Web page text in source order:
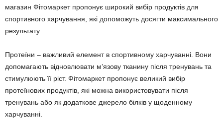
магазин Фітомаркет пропонує широкий вибір продуктів для
спортивного харчування, які допоможуть досягти максимального
результату.
Протеїни – важливий елемент в спортивному харчуванні. Вони
допомагають відновлювати м’язову тканину після тренувань та
стимулюють її ріст. Фітомаркет пропонує великий вибір
протеїнових продуктів, які можна використовувати після
тренувань або як додаткове джерело білків у щоденному
харчуванні.